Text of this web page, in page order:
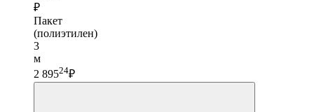
₽
Пакет
(полиэтилен)
3
м
2 89524₽